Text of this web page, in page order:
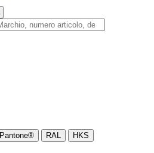
Pantone® RAL HKS